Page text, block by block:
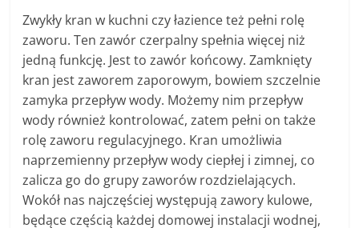
Zwykły kran w kuchni czy łazience też pełni rolę
zaworu. Ten zawór czerpalny spełnia więcej niż
jedną funkcję. Jest to zawór końcowy. Zamknięty
kran jest zaworem zaporowym, bowiem szczelnie
zamyka przepływ wody. Możemy nim przepływ
wody również kontrolować, zatem pełni on także
rolę zaworu regulacyjnego. Kran umożliwia
naprzemienny przepływ wody ciepłej i zimnej, co
zalicza go do grupy zaworów rozdzielających.
Wokół nas najczęściej występują zawory kulowe,
będące częścią każdej domowej instalacji wodnej,